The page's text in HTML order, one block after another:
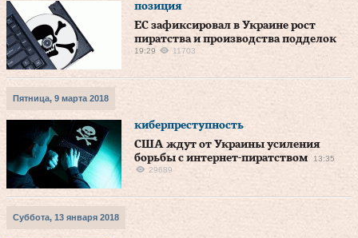
позиция
ЕС зафиксировал в Украине рост
пиратства и производства подделок
19:29 11703
Пятница, 9 марта 2018
киберпреступность
США ждут от Украины усиления
борьбы с интернет-пиратством
13:35
29689
Суббота, 13 января 2018